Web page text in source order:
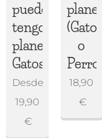
puedo,
tengo
planes
Gatos/Perros
Desde
19,90
€
planes
(Gatos
o
Perros)
18,90
€